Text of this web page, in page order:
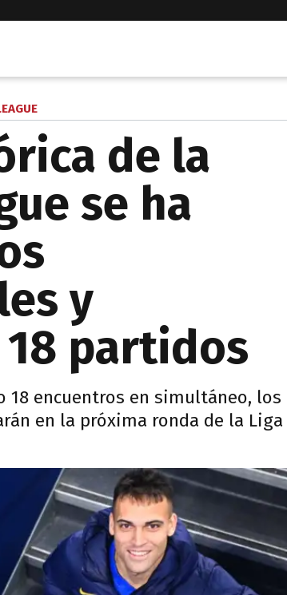
de la
se ha
y
partidos
18 encuentros en simultáneo, los
en la próxima ronda de la Liga